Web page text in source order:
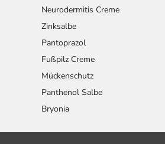
Neurodermitis Creme
Zinksalbe
Pantoprazol
Fußpilz Creme
Mückenschutz
Panthenol Salbe
Bryonia